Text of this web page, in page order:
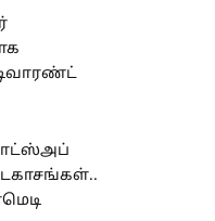
வாட்ஸ்அப்